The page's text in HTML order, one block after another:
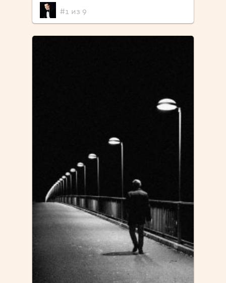
#1 из 9